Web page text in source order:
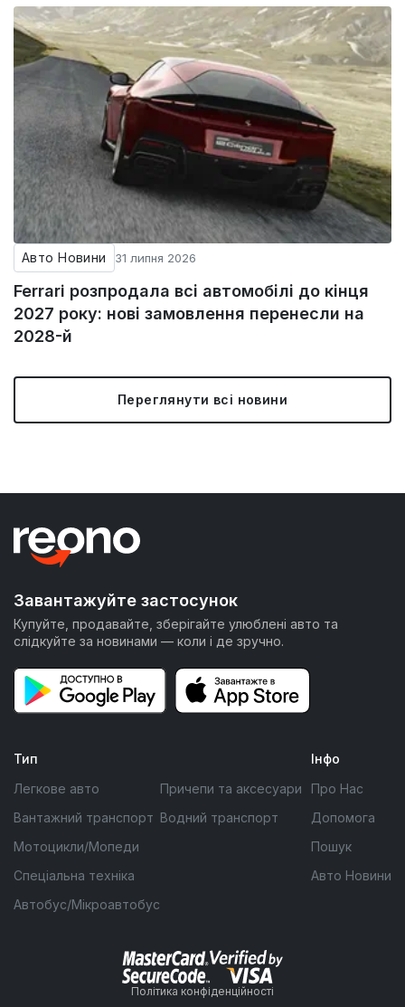
Авто Новини 31 липня 2026
Ferrari розпродала всі автомобілі до кінця
2027 року: нові замовлення перенесли на
2028-й
Переглянути всі новини
Завантажуйте застосунок
Купуйте, продавайте, зберігайте улюблені авто та
слідкуйте за новинами — коли і де зручно.
Тип
Легкове авто
Вантажний транспорт
Мотоцикли/Мопеди
Спеціальна техніка
Автобус/Мікроавтобус
Причепи та аксесуари
Водний транспорт
Інфо
Про Нас
Допомога
Пошук
Авто Новини
Політика конфіденційності